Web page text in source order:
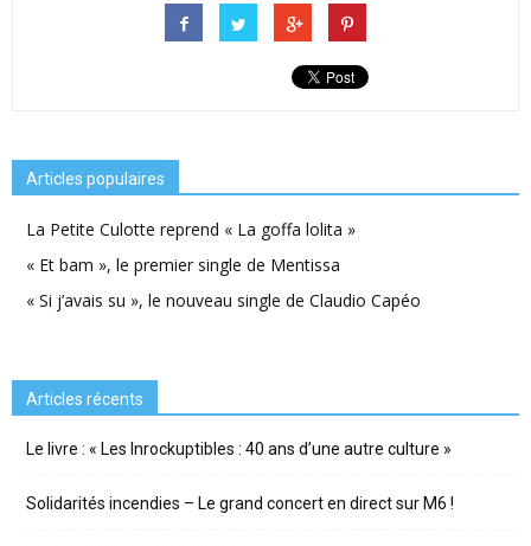
Articles populaires
La Petite Culotte reprend « La goffa lolita »
« Et bam », le premier single de Mentissa
« Si j’avais su », le nouveau single de Claudio Capéo
Articles récents
Le livre : « Les Inrockuptibles : 40 ans d’une autre culture »
Solidarités incendies – Le grand concert en direct sur M6 !